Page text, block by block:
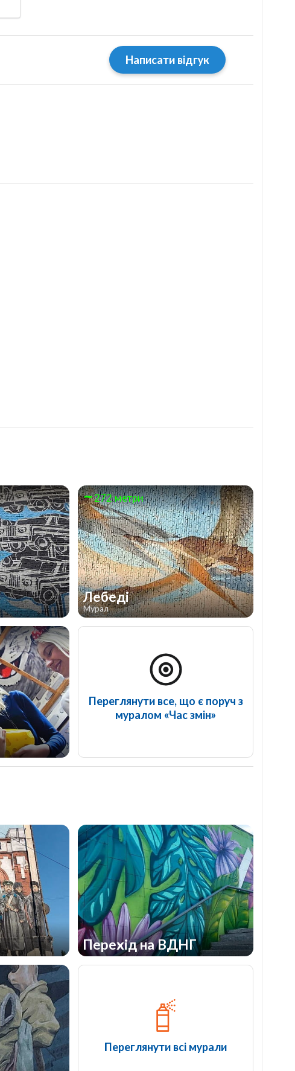
Написати відгук
272 метри
Лебеді
Мурал
Переглянути все, що є поруч з
муралом «Час змін»
Перехід на ВДНГ
Переглянути всі мурали